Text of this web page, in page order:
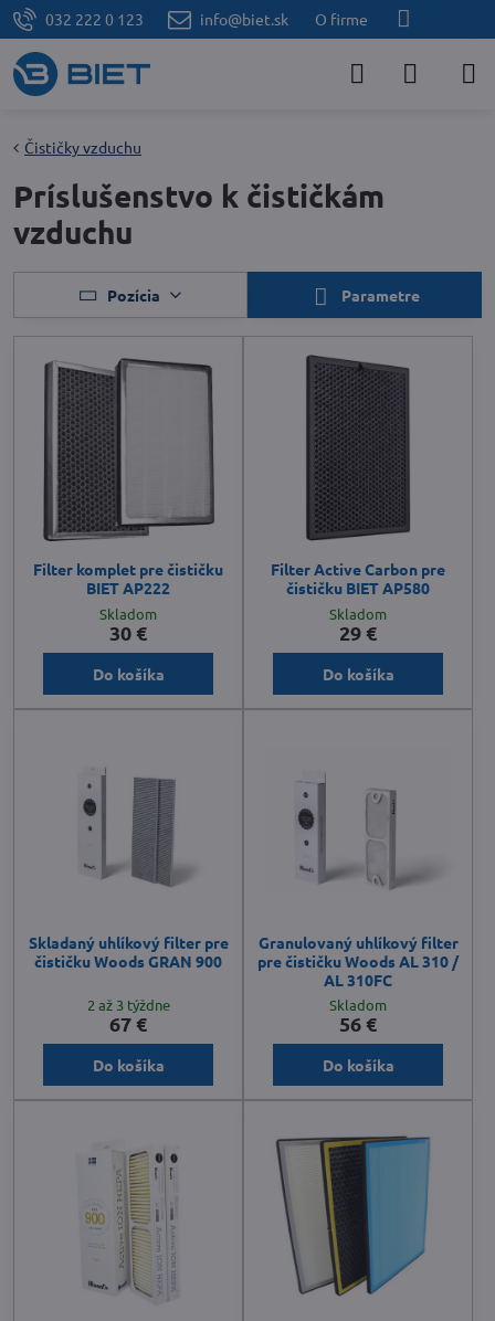
032 222 0 123 info@biet.sk O firme
Čističky vzduchu
Príslušenstvo k čističkám
vzduchu
Pozícia Parametre
Filter komplet pre čističku
BIET AP222
Skladom
30 €
Do košíka
Filter Active Carbon pre
čističku BIET AP580
Skladom
29 €
Do košíka
Skladaný uhlíkový filter pre
čističku Woods GRAN 900
2 až 3 týždne
67 €
Do košíka
Granulovaný uhlíkový filter
pre čističku Woods AL 310 /
AL 310FC
Skladom
56 €
Do košíka